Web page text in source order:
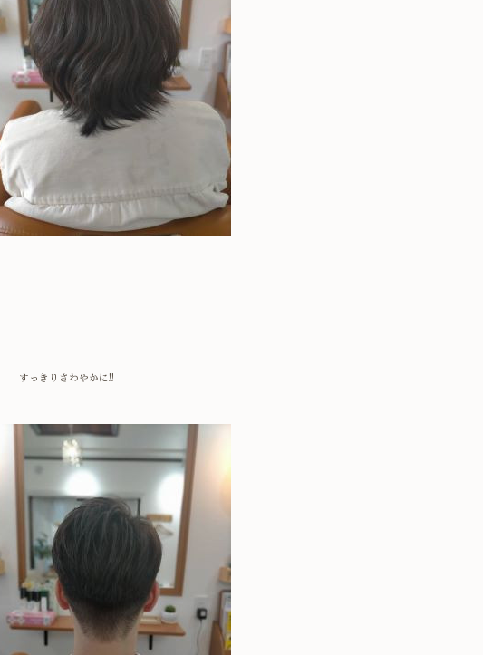
すっきりさわやかに!!